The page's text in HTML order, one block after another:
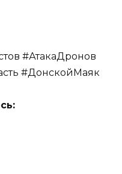
#АтакаДронов
#ДонскойМаяк